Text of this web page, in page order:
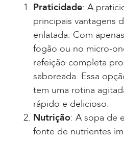
Praticidade: A
principais vantagens
enlatada. Com
fogão ou no micro-
refeição completa
saboreada. Essa
tem uma rotina
rápido e delicioso.
Nutrição: A sopa de
fonte de nutrientes